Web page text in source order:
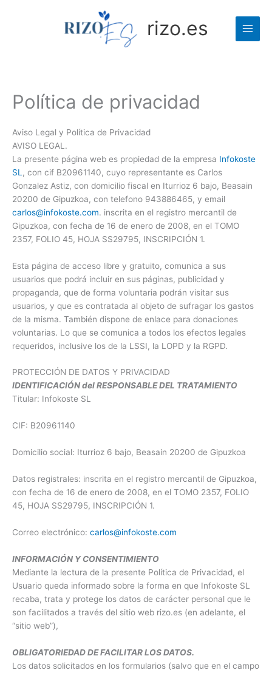
rizo.es
Política de privacidad
Aviso Legal y Política de Privacidad
AVISO LEGAL.
La presente página web es propiedad de la empresa Infokoste
SL , con cif B20961140, cuyo representante es Carlos
Gonzalez Astiz, con domicilio fiscal en Iturrioz 6 bajo, Beasain
20200 de Gipuzkoa, con telefono 943886465, y email
carlos@infokoste.com. inscrita en el registro mercantil de
Gipuzkoa, con fecha de 16 de enero de 2008, en el TOMO
2357, FOLIO 45, HOJA SS29795, INSCRIPCIÓN 1.
Esta página de acceso libre y gratuito, comunica a sus
usuarios que podrá incluir en sus páginas, publicidad y
propaganda, que de forma voluntaria podrán visitar sus
usuarios, y que es contratada al objeto de sufragar los gastos
de la misma. También dispone de enlace para donaciones
voluntarias. Lo que se comunica a todos los efectos legales
requeridos, inclusive los de la LSSI, la LOPD y la RGPD.
PROTECCIÓN DE DATOS Y PRIVACIDAD
IDENTIFICACIÓN del RESPONSABLE DEL TRATAMIENTO
Titular: Infokoste SL
CIF: B20961140
Domicilio social: Iturrioz 6 bajo, Beasain 20200 de Gipuzkoa
Datos registrales: inscrita en el registro mercantil de Gipuzkoa,
con fecha de 16 de enero de 2008, en el TOMO 2357, FOLIO
45, HOJA SS29795, INSCRIPCIÓN 1.
Correo electrónico: carlos@infokoste.com
INFORMACIÓN Y CONSENTIMIENTO
Mediante la lectura de la presente Política de Privacidad, el
Usuario queda informado sobre la forma en que Infokoste SL
recaba, trata y protege los datos de carácter personal que le
son facilitados a través del sitio web rizo.es (en adelante, el
“sitio web”),
OBLIGATORIEDAD DE FACILITAR LOS DATOS.
Los datos solicitados en los formularios (salvo que en el campo